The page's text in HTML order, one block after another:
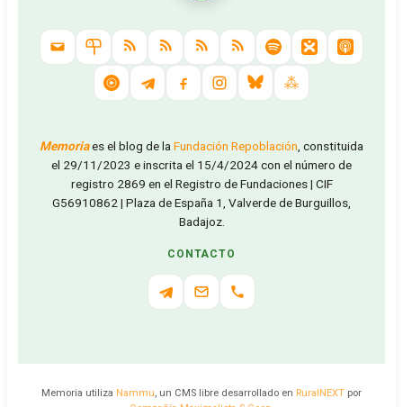
Memoriaes el blog de la Fundación Repoblación , constituida
el 29/11/2023 e inscrita el 15/4/2024 con el número de
registro 2869 en el Registro de Fundaciones | CIF
G56910862 | Plaza de España 1, Valverde de Burguillos,
Badajoz.
CONTACTO
Memoria utiliza Nammu , un CMS libre desarrollado en RuralNEXT por